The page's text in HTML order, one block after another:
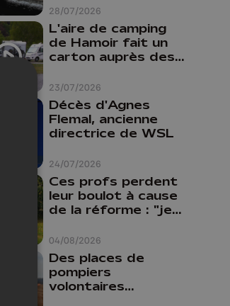
28/07/2026
budget pour le
faire
23/07/2026
L'aire de camping
de Hamoir fait un
carton auprès des
24/07/2026
Décès d'Agnes
Flemal, ancienne
directrice de WSL
04/08/2026
Ces profs perdent
leur boulot à cause
de la réforme : "je
comme prof que
comme
pharmacienne"
Des places de
pompiers
volontaires